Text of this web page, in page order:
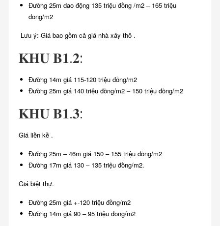
Đường 25m dao động 135 triệu đồng /m2 – 165 triệu
đồng/m2
Lưu ý: Giá bao gồm cả giá nhà xây thô .
𝐊𝐇𝐔 𝐁𝟏.𝟐:
Đường 14m giá 115-120 triệu đồng/m2
Đường 25m giá 140 triệu đồng/m2 – 150 triệu đồng/m2
𝐊𝐇𝐔 𝐁𝟏.𝟑:
Giá liền kề .
Đường 25m – 46m giá 150 – 155 triệu đồng/m2
Đường 17m giá 130 – 135 triệu đồng/m2.
Giá biệt thự.
Đường 25m giá +-120 triệu đồng/m2
Đường 14m giá 90 – 95 triệu đồng/m2